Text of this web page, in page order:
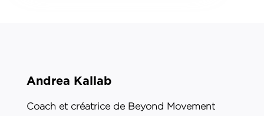
Andrea Kallab
Coach et créatrice de Beyond Movement